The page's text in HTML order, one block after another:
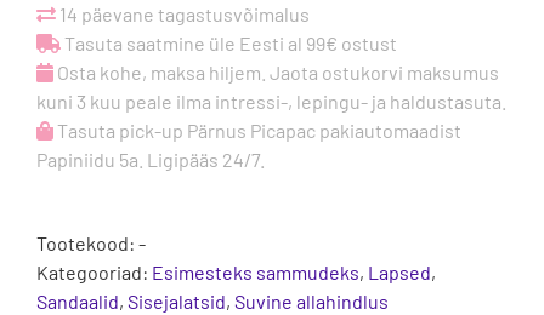
-
Pink
Shine
kogus
14 päevane tagastusvõimalus
Tasuta saatmine üle Eesti al 99€ ostust
Osta kohe, maksa hiljem. Jaota ostukorvi maksumus
kuni 3 kuu peale ilma intressi-, lepingu- ja haldustasuta.
Tasuta pick-up Pärnus Picapac pakiautomaadist
Papiniidu 5a. Ligipääs 24/7.
Tootekood: -
Kategooriad: Esimesteks sammudeks, Lapsed,
Sandaalid, Sisejalatsid, Suvine allahindlus